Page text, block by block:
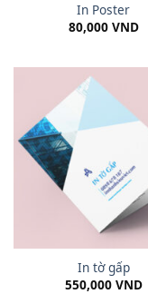
In Poster
80,000 VND
In tờ gấp
550,000 VND